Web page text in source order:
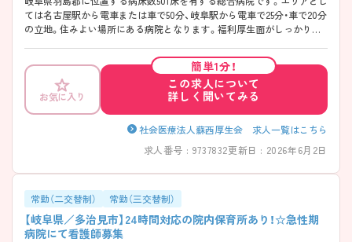
ては名古屋駅から電車または車で50分、岐阜駅から電車で25分・車で20分
の立地。住みよい場所にある病院となります。福利厚生面がしっかりし
ション(男女可)の寮が完備されています。教育制度も充実しており、中途
入職の方にも、段階に応じた研修がありますので、安心してお仕事に慣れ
ていただけます！認定看護師も院内にさまざま在籍し、レベルの高い看護
医療を提供している病院です。ご興味のある方は是非ご応募ください。
お気に入り
簡単1分！
この求人について
詳しく聞いてみる
社会医療法人蘇西厚生会 求人一覧はこちら
求人番号 : 9737832更新日 : 2026年6月2日
常勤（二交替制） 常勤（三交替制）
【岐阜県／多治見市】24時間対応の院内保育所あり！☆急性期
病院にて看護師募集